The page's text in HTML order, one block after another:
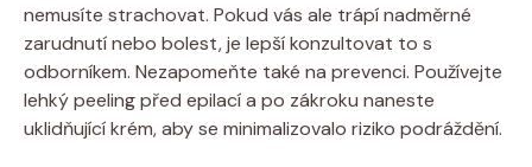
nemusíte strachovat. Pokud vás ale trápí ​nadměrné⁢
zarudnutí nebo bolest, je lepší‍ konzultovat to ⁢s
odborníkem. Nezapomeňte také na ⁤prevenci. Používejte
lehký peeling před epilací a po zákroku naneste
uklidňující krém, aby⁤ se minimalizovalo ⁤riziko podráždění.